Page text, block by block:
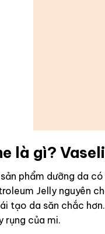
là gì?
phẩm dưỡng da
Jelly nguyên
tạo da săn chắc
rụng của mi.